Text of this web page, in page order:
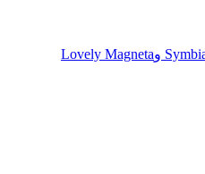
Lovely Magneta